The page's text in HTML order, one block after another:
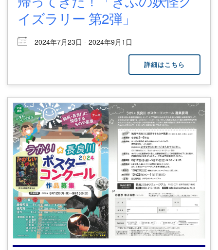
イズラリー 第2弾」
2024年7月23日 - 2024年9月1日
詳細はこちら